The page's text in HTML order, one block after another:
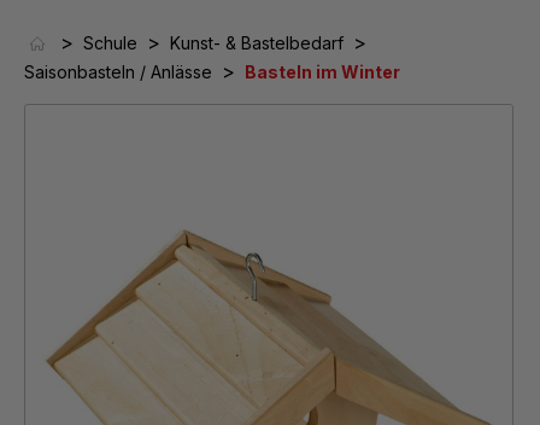
> Schule > Kunst- & Bastelbedarf >
Saisonbasteln / Anlässe > Basteln im Winter